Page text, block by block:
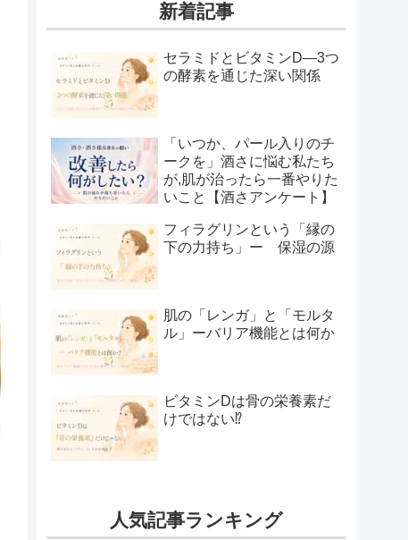
新着記事
セラミドとビタミンD―3つ
の酵素を通じた深い関係
「いつか、パール入りのチ
ークを」酒さに悩む私たち
が,肌が治ったら一番やりた
いこと【酒さアンケート】
フィラグリンという「縁の
下の力持ち」ー 保湿の源
肌の「レンガ」と「モルタ
ル」ーバリア機能とは何か
ビタミンDは骨の栄養素だ
けではない⁉
人気記事ランキング